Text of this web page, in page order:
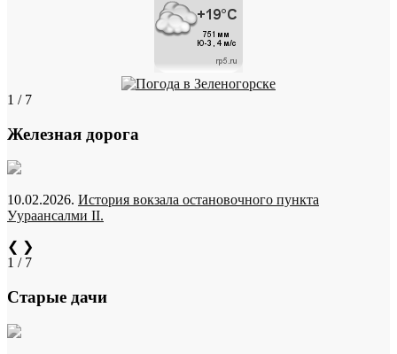
1 / 7
Железная дорога
10.02.2026. История вокзала остановочного пункта
Уураансалми II.
❮ ❯
1 / 7
Старые дачи